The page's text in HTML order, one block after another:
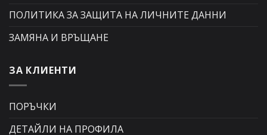
ПОЛИТИКА ЗА ЗАЩИТА НА ЛИЧНИТЕ ДАННИ
ЗАМЯНА И ВРЪЩАНЕ
ЗА КЛИЕНТИ
ПОРЪЧКИ
ДЕТАЙЛИ НА ПРОФИЛА